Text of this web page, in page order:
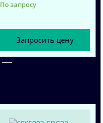
По запросу
Запросить цену